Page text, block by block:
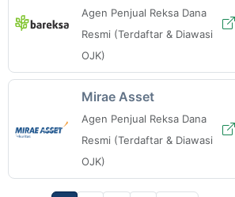
Agen Penjual Reksa Dana
Resmi (Terdaftar & Diawasi
OJK)
Mirae Asset
Agen Penjual Reksa Dana
Resmi (Terdaftar & Diawasi
OJK)